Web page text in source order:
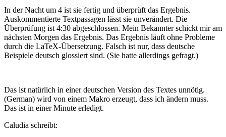
In der Nacht um 4 ist sie fertig und überprüft das Ergebnis.
Auskommentierte Textpassagen lässt sie unverändert. Die
Überprüfung ist 4:30 abgeschlossen. Mein Bekannter schickt mir am
nächsten Morgen das Ergebnis. Das Ergebnis läuft ohne Probleme
durch die LaTeX-Übersetzung. Falsch ist nur, dass deutsche
Beispiele deutsch glossiert sind. (Sie hatte allerdings gefragt.)
Das ist natürlich in einer deutschen Version des Textes unnötig.
(German) wird von einem Makro erzeugt, dass ich ändern muss.
Das ist in einer Minute erledigt.
Caludia schreibt: